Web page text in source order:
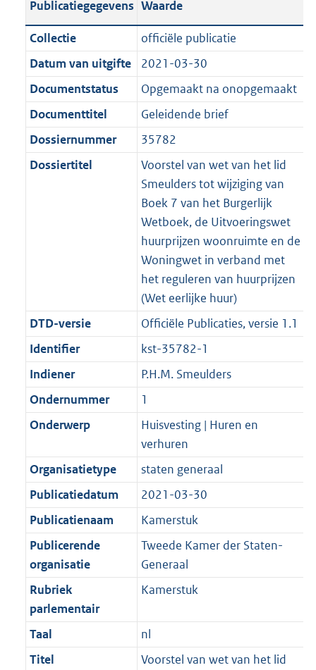
i
e
i
n
f
r
m
3
K
b
t
i
e
i
n
o
r
:
K
b
a
t
i
e
i
f
o
e
2
K
b
c
a
t
i
e
n
f
t
:
5
K
a
n
d
s
g
r
o
t
t
e
:
2
K
b
a
n
d
s
g
r
o
t
t
e
:
2
K
b
Publicatiegegevens Waarde
Collectie
officiële publicatie
Datum van uitgifte
2021-03-30
Documentstatus
Opgemaakt na onopgemaakt
Documenttitel
Geleidende brief
Dossiernummer
35782
Dossiertitel
Voorstel van wet van het lid
Smeulders tot wijziging van
Boek 7 van het Burgerlijk
Wetboek, de Uitvoeringswet
huurprijzen woonruimte en de
Woningwet in verband met
het reguleren van huurprijzen
(Wet eerlijke huur)
DTD-versie
Officiële Publicaties, versie 1.1
Identifier
kst-35782-1
Indiener
P.H.M. Smeulders
Ondernummer
1
Onderwerp
Huisvesting | Huren en
verhuren
Organisatietype
staten generaal
Publicatiedatum
2021-03-30
Publicatienaam
Kamerstuk
Publicerende
organisatie
Tweede Kamer der Staten-
Generaal
Rubriek
parlementair
Kamerstuk
Taal
nl
Titel
Voorstel van wet van het lid